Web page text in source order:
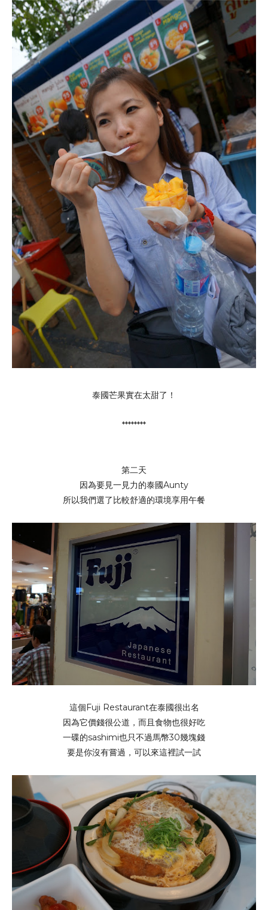
泰國芒果實在太甜了！
********
第二天
因為要見一見力的泰國Aunty
所以我們選了比較舒適的環境享用午餐
這個Fuji Restaurant在泰國很出名
因為它價錢很公道，而且食物也很好吃
一碟的sashimi也只不過馬幣30幾塊錢
要是你沒有嘗過，可以來這裡試一試